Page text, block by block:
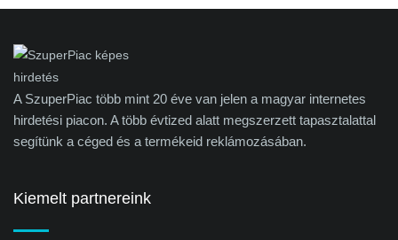
A SzuperPiac több mint 20 éve van jelen a magyar internetes
hirdetési piacon. A több évtized alatt megszerzett tapasztalattal
segítünk a céged és a termékeid reklámozásában.
Kiemelt partnereink